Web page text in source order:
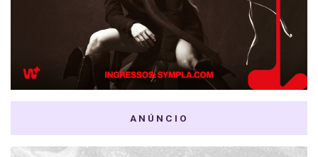
ANÚNCIO